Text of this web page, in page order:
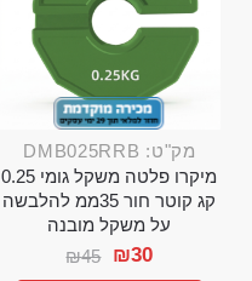
מק"ט: DMB025RRB
מיקרו פלטה משקל גומי 0.25
קג קוטר חור 35ממ להלבשה
על משקל מובנה
₪45 ₪30